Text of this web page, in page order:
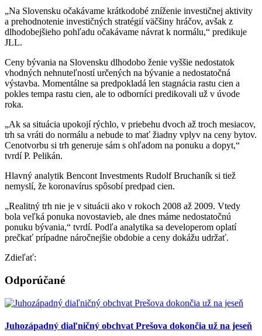
„Na Slovensku očakávame krátkodobé zníženie investičnej aktivity
a prehodnotenie investičných stratégií väčšiny hráčov, avšak z
dlhodobejšieho pohľadu očakávame návrat k normálu,“ predikuje
JLL.
Ceny bývania na Slovensku dlhodobo ženie vyššie nedostatok
vhodných nehnuteľností určených na bývanie a nedostatočná
výstavba. Momentálne sa predpokladá len stagnácia rastu cien a
pokles tempa rastu cien, ale to odborníci predikovali už v úvode
roka.
„Ak sa situácia upokojí rýchlo, v priebehu dvoch až troch mesiacov,
trh sa vráti do normálu a nebude to mať žiadny vplyv na ceny bytov.
Cenotvorbu si trh generuje sám s ohľadom na ponuku a dopyt,“
tvrdí P. Pelikán.
Hlavný analytik Bencont Investments Rudolf Bruchaník si tiež
nemyslí, že koronavírus spôsobí predpad cien.
„Realitný trh nie je v situácii ako v rokoch 2008 až 2009. Vtedy
bola veľká ponuka novostavieb, ale dnes máme nedostatočnú
ponuku bývania,“ tvrdí. Podľa analytika sa developerom oplatí
prečkať prípadne náročnejšie obdobie a ceny dokážu udržať.
Zdieľať:
Odporúčané
Juhozápadný diaľničný obchvat Prešova dokončia už na jeseň